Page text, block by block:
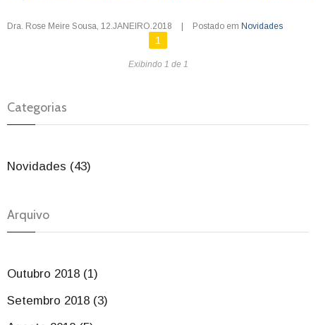
Dra. Rose Meire Sousa, 12.JANEIRO.2018 Postado em Novidades
1
Exibindo 1 de 1
Categorias
Novidades (43)
Arquivo
Outubro 2018 (1)
Setembro 2018 (3)